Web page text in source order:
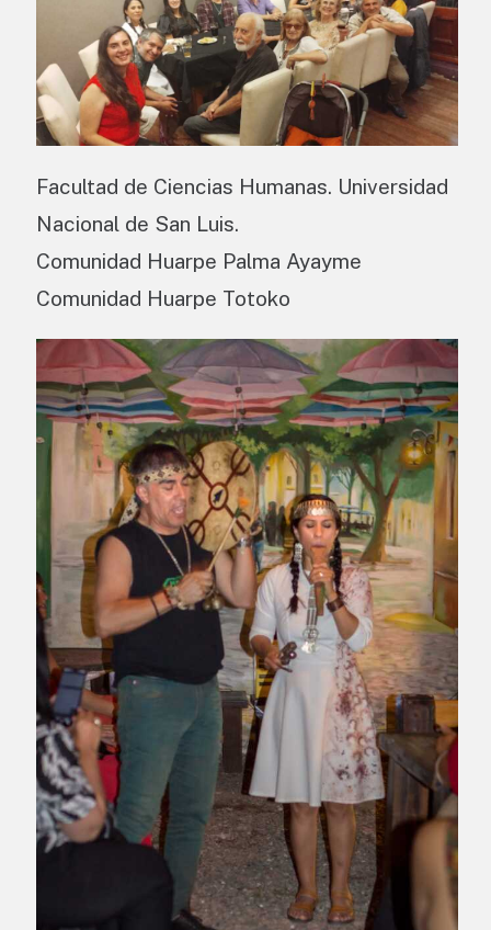
Facultad de Ciencias Humanas. Universidad
Nacional de San Luis.
Comunidad Huarpe Palma Ayayme
Comunidad Huarpe Totoko